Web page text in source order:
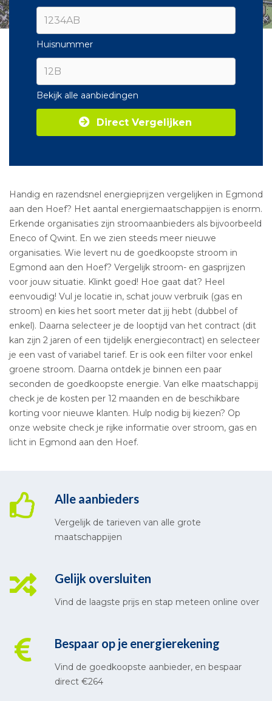
Huisnummer
Bekijk alle aanbiedingen
Direct Vergelijken
Handig en razendsnel energieprijzen vergelijken in Egmond
aan den Hoef? Het aantal energiemaatschappijen is enorm.
Erkende organisaties zijn stroomaanbieders als bijvoorbeeld
Eneco of Qwint. En we zien steeds meer nieuwe
organisaties. Wie levert nu de goedkoopste stroom in
Egmond aan den Hoef? Vergelijk stroom- en gasprijzen
voor jouw situatie. Klinkt goed! Hoe gaat dat? Heel
eenvoudig! Vul je locatie in, schat jouw verbruik (gas en
stroom) en kies het soort meter dat jij hebt (dubbel of
enkel). Daarna selecteer je de looptijd van het contract (dit
kan zijn 2 jaren of een tijdelijk energiecontract) en selecteer
je een vast of variabel tarief. Er is ook een filter voor enkel
groene stroom. Daarna ontdek je binnen een paar
seconden de goedkoopste energie. Van elke maatschappij
check je de kosten per 12 maanden en de beschikbare
korting voor nieuwe klanten. Hulp nodig bij kiezen? Op
onze website check je rijke informatie over stroom, gas en
licht in Egmond aan den Hoef.
Alle aanbieders
Vergelijk de tarieven van alle grote
maatschappijen
Gelijk oversluiten
Vind de laagste prijs en stap meteen online over
Bespaar op je energierekening
Vind de goedkoopste aanbieder, en bespaar
direct €264